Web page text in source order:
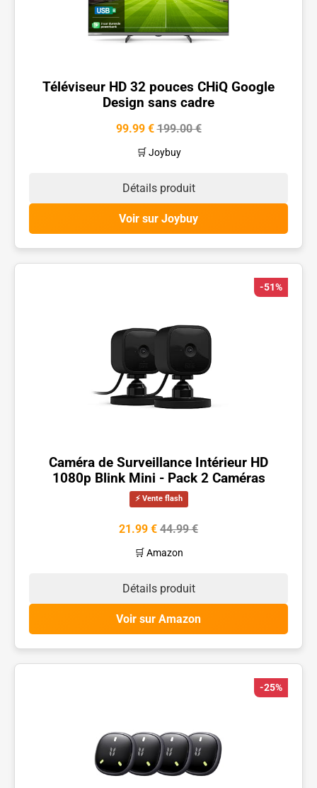
Téléviseur HD 32 pouces CHiQ Google
Design sans cadre
99.99 €199.00 €
🛒 Joybuy
Détails produit
Voir sur Joybuy
-51%
Caméra de Surveillance Intérieur HD
1080p Blink Mini - Pack 2 Caméras
⚡ Vente flash
21.99 € 44.99 €
🛒 Amazon
Détails produit
Voir sur Amazon
-25%